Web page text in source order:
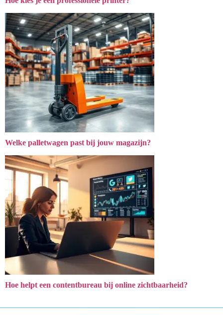
Welke palletwagen past bij jouw magazijn?
Hoe helpt een contentbureau bij online zichtbaarheid?